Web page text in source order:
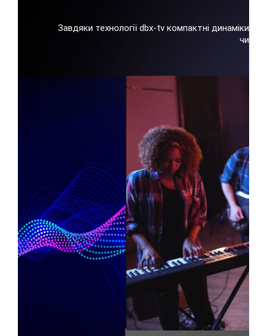
Завдяки технології dbx-tv компактні динаміки